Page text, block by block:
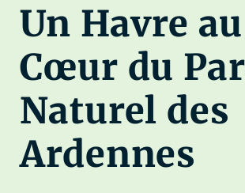
Un Havre au
Cœur du
Naturel des
Ardennes